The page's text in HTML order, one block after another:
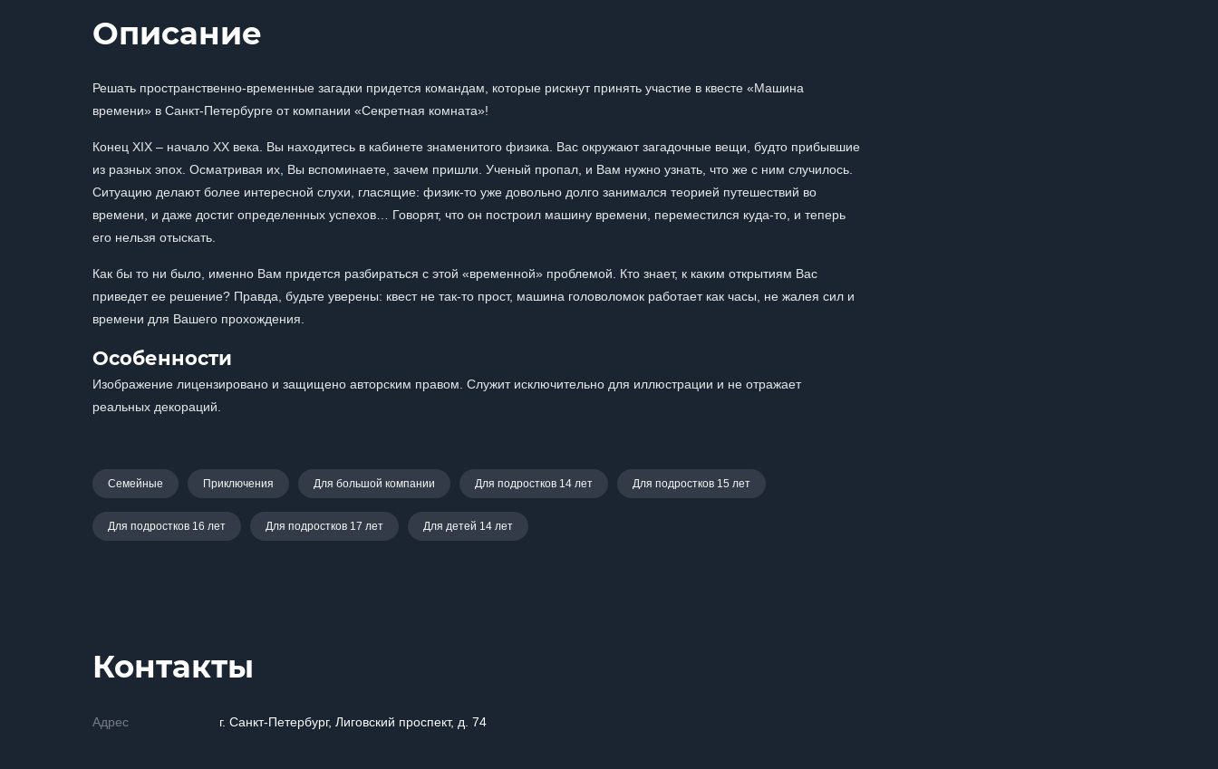
Описание
Решать пространственно-временные загадки придется командам, которые рискнут принять участие в квесте «Машина
времени» в Санкт-Петербурге от компании «Секретная комната»!
Конец XIX – начало XX века. Вы находитесь в кабинете знаменитого физика. Вас окружают загадочные вещи, будто прибывшие
из разных эпох. Осматривая их, Вы вспоминаете, зачем пришли. Ученый пропал, и Вам нужно узнать, что же с ним случилось.
Ситуацию делают более интересной слухи, гласящие: физик-то уже довольно долго занимался теорией путешествий во
времени, и даже достиг определенных успехов… Говорят, что он построил машину времени, переместился куда-то, и теперь
его нельзя отыскать.
Как бы то ни было, именно Вам придется разбираться с этой «временной» проблемой. Кто знает, к каким открытиям Вас
приведет ее решение? Правда, будьте уверены: квест не так-то прост, машина головоломок работает как часы, не жалея сил и
времени для Вашего прохождения.
Особенности
Изображение лицензировано и защищено авторским правом. Служит исключительно для иллюстрации и не отражает
реальных декораций.
Семейные Приключения Для большой компании Для подростков 14 лет Для подростков 15 лет
Для подростков 16 лет Для подростков 17 лет Для детей 14 лет
Контакты
Адрес г. Санкт-Петербург, Лиговский проспект, д. 74